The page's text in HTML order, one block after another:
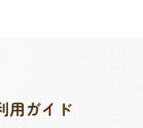
用ガイド